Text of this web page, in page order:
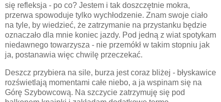
się refleksja - po co? Jestem i tak doszczętnie mokra,
przerwa spowoduje tylko wychłodzenie. Znam swoje ciało
na tyle, by wiedzieć, że zatrzymanie na przystanku będzie
oznaczało dla mnie koniec jazdy. Pod jedną z wiat spotykam
niedawnego towarzysza - nie przemókł w takim stopniu jak
ja, postanawia więc chwilę przeczekać.
Deszcz przybiera na sile, burza jest coraz bliżej - błyskawice
rozświetlają momentami całe niebo, a ja wspinam się na
Górę Szybowcową. Na szczycie zatrzymuję się pod